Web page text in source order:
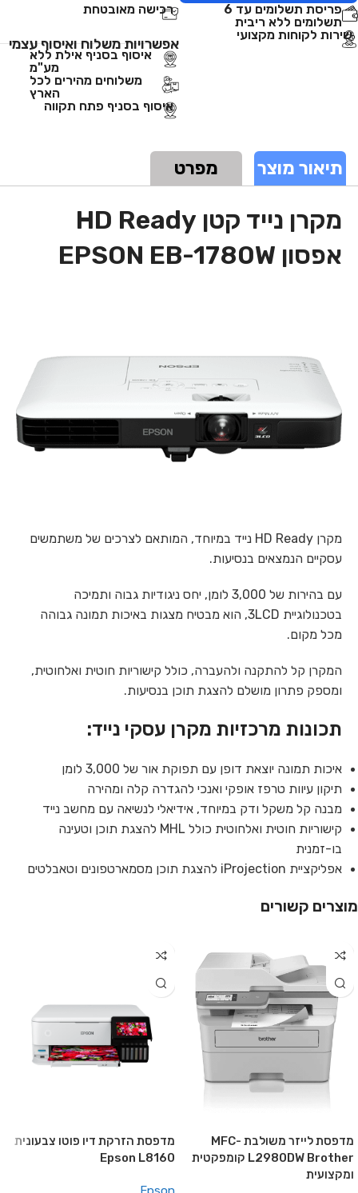
פריסת תשלומים עד 6
תשלומים ללא ריבית
רכישה מאובטחת
שירות לקוחות מקצועי
אפשרויות משלוח ואיסוף עצמי
איסוף בסניף אילת ללא
מע"מ
משלוחים מהירים לכל
הארץ
איסוף בסניף פתח תקווה
תיאור מוצר מפרט
מקרן נייד קטן HD Ready
אפסון EPSON EB-1780W
מקרן HD Ready נייד במיוחד, המותאם לצרכים של משתמשים
עסקיים הנמצאים בנסיעות.
עם בהירות של 3,000 לומן, יחס ניגודיות גבוה ותמיכה
בטכנולוגיית 3LCD, הוא מבטיח מצגות באיכות תמונה גבוהה
מכל מקום.
המקרן קל להתקנה ולהעברה, כולל קישוריות חוטית ואלחוטית,
ומספק פתרון מושלם להצגת תוכן בנסיעות.
תכונות מרכזיות מקרן עסקי נייד:
איכות תמונה יוצאת דופן עם תפוקת אור של 3,000 לומן
תיקון עיוות טרפז אופקי ואנכי להגדרה קלה ומהירה
מבנה קל משקל ודק במיוחד, אידיאלי לנשיאה עם מחשב נייד
קישוריות חוטית ואלחוטית כולל MHL להצגת תוכן וטעינה
בו-זמנית
אפליקציית iProjection להצגת תוכן מסמארטפונים וטאבלטים
מוצרים קשורים
מדפסת לייזר משולבת MFC-
L2980DW Brother קומפקטית
ומקצועית
מדפסת הזרקת דיו פוטו צבעונית
Epson L8160